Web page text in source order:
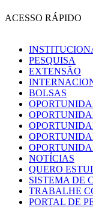
ACESSO RÁPIDO
PESQUISA
EXTENSÃO
BOLSAS
NOTÍCIAS
QUERO
SISTEMA DE
TRABALHE
PORTAL DE